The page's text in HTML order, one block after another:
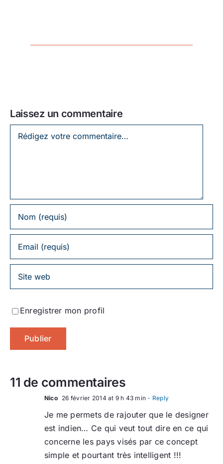
11 de commentaires
Nico 26 février 2014 at 9 h 43 min - Reply
Je me permets de rajouter que le designer
est indien… Ce qui veut tout dire en ce qui
concerne les pays visés par ce concept
simple et pourtant très intelligent !!!
Laissez un commentaire
Laissez
Enregistrer mon profil